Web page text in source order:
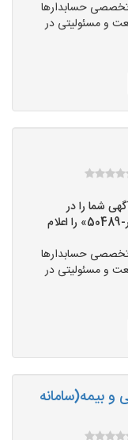
تخصصی حسابدارها
و مسئولیتی در
شما را در
سایت هزار حسابدار دیده ام و کد «حسابدار-50489» را اعلام
تخصصی حسابدارها
و مسئولیتی در
و بیمه(سامانه